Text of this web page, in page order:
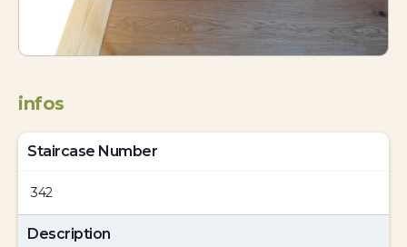
infos
Staircase Number
342
Description